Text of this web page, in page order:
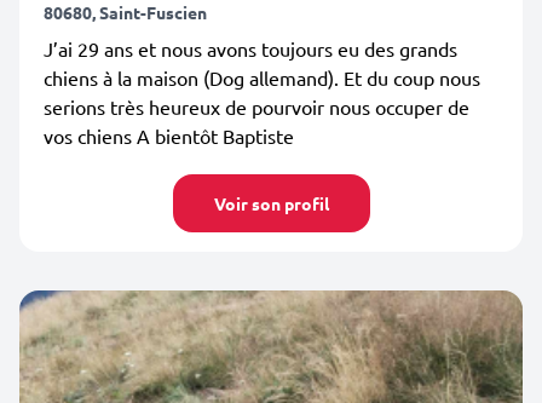
80680, Saint-Fuscien
J’ai 29 ans et nous avons toujours eu des grands
chiens à la maison (Dog allemand). Et du coup nous
serions très heureux de pourvoir nous occuper de
vos chiens A bientôt Baptiste
Voir son profil